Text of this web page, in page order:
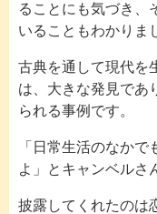
ることにも気づき、
いることもわかりま
古典を通して現代を
は、大きな発見であ
られる事例です。
「日常生活のなか
よ」とキャンベルさ
披露してくれたのは